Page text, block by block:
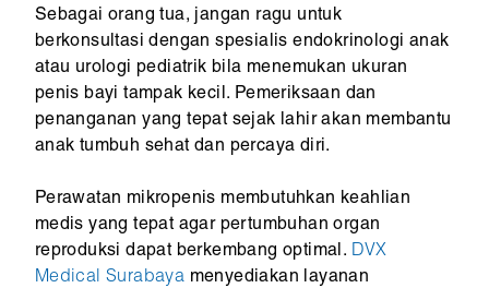
Sebagai orang tua, jangan ragu untuk
berkonsultasi dengan spesialis endokrinologi anak
atau urologi pediatrik bila menemukan ukuran
penis bayi tampak kecil. Pemeriksaan dan
penanganan yang tepat sejak lahir akan membantu
anak tumbuh sehat dan percaya diri.
Perawatan mikropenis membutuhkan keahlian
medis yang tepat agar pertumbuhan organ
reproduksi dapat berkembang optimal. DVX
Medical Surabaya menyediakan layanan